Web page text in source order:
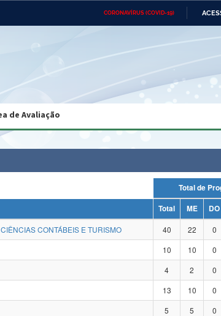
CORONAVÍRUS (COVID-19)
Ministério das
Ministério do Desenvolvimento
Regional
Advocacia-Geral da União Banco Central
de Avaliação
Total ME DO
CONTÁBEIS E TURISMO
40 22 0
10 10 0
4 2 0
13 10 0
5 5 0